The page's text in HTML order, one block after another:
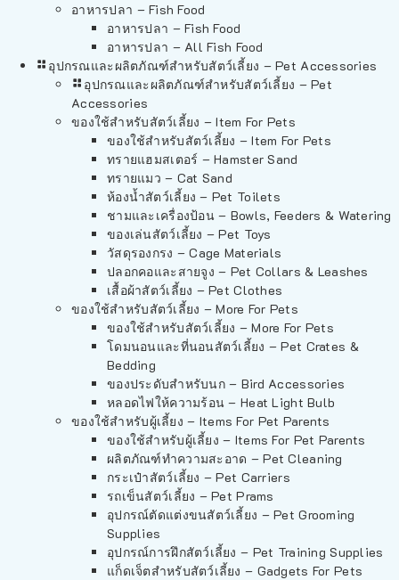
อาหารปลา – Fish Food
อาหารปลา – Fish Food
อาหารปลา – All Fish Food
อุปกรณและผลิตภัณฑ์สำหรับสัตว์เลี้ยง – Pet Accessories
อุปกรณและผลิตภัณฑ์สำหรับสัตว์เลี้ยง – Pet
Accessories
ของใช้สำหรับสัตว์เลี้ยง – Item For Pets
ของใช้สำหรับสัตว์เลี้ยง – Item For Pets
ทรายแฮมสเตอร์ – Hamster Sand
ทรายแมว – Cat Sand
ห้องน้ำสัตว์เลี้ยง – Pet Toilets
ชามและเครื่องป้อน – Bowls, Feeders & Watering
ของเล่นสัตว์เลี้ยง – Pet Toys
วัสดุรองกรง – Cage Materials
ปลอกคอและสายจูง – Pet Collars & Leashes
เสื้อผ้าสัตว์เลี้ยง – Pet Clothes
ของใช้สำหรับสัตว์เลี้ยง – More For Pets
ของใช้สำหรับสัตว์เลี้ยง – More For Pets
โดมนอนและที่นอนสัตว์เลี้ยง – Pet Crates &
Bedding
ของประดับสำหรับนก – Bird Accessories
หลอดไฟให้ความร้อน – Heat Light Bulb
ของใช้สำหรับผู้เลี้ยง – Items For Pet Parents
ของใช้สำหรับผู้เลี้ยง – Items For Pet Parents
ผลิตภัณฑ์ทำความสะอาด – Pet Cleaning
กระเป๋าสัตว์เลี้ยง – Pet Carriers
รถเข็นสัตว์เลี้ยง – Pet Prams
อุปกรณ์ตัดแต่งขนสัตว์เลี้ยง – Pet Grooming
Supplies
อุปกรณ์การฝึกสัตว์เลี้ยง – Pet Training Supplies
แก็ดเจ็ตสำหรับสัตว์เลี้ยง – Gadgets For Pets